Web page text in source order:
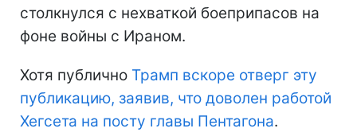
столкнулся с нехваткой боеприпасов на
фоне войны с Ираном.
Хотя публично Трамп вскоре отверг эту
публикацию, заявив, что доволен работой
Хегсета на посту главы Пентагона.